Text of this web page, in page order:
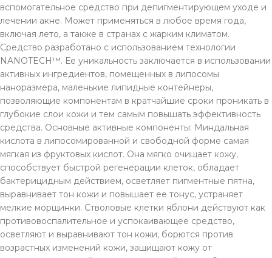
вспомогательное средство при депигментирующем уходе и
лечении акне. Может применяться в любое время года,
включая лето, а также в странах с жарким климатом.
Средство разработано с использованием технологии
NANOTECH™. Ее уникальность заключается в использовании
активных ингредиентов, помещенных в липосомы
наноразмера, маленькие липидные контейнеры,
позволяющие компонентам в кратчайшие сроки проникать в
глубокие слои кожи и тем самым повышать эффективность
средства. Основные активные компоненты: Миндальная
кислота в липосомированной и свободной форме самая
мягкая из фруктовых кислот. Она мягко очищает кожу,
способствует быстрой регенерации клеток, обладает
бактерицидным действием, осветляет пигментные пятна,
выравнивает тон кожи и повышает ее тонус, устраняет
мелкие морщинки. Стволовые клетки яблони действуют как
противовоспалительное и успокаивающее средство,
осветляют и выравнивают тон кожи, борются против
возрастных изменений кожи, защищают кожу от